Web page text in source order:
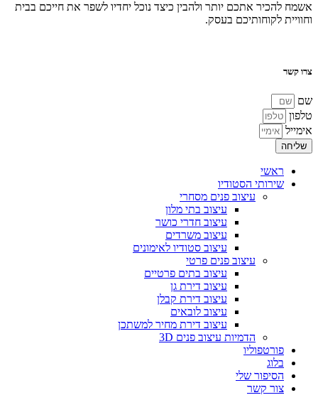
אשמח להכיר אתכם יותר ולהבין כיצד נוכל יחדיו לשפר את חייכם בבית
וחוויית לקוחותיכם בעסק.
צרו קשר
שם
טלפון
אימייל
שליחה
ראשי
שירותי הסטודיו
עיצוב פנים מסחרי
עיצוב בתי מלון
עיצוב חדרי כושר
עיצוב משרדים
עיצוב סטודיו לאימונים
עיצוב פנים פרטי
עיצוב בתים פרטיים
עיצוב דירת גן
עיצוב דירת קבלן
עיצוב לובאים
עיצוב דירת מחיר למשתכן
הדמיות עיצוב פנים 3D
פורטפוליו
בלוג
הסיפור שלי
צור קשר